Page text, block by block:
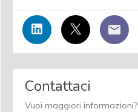
Contattaci
Vuoi maggiori informazioni?